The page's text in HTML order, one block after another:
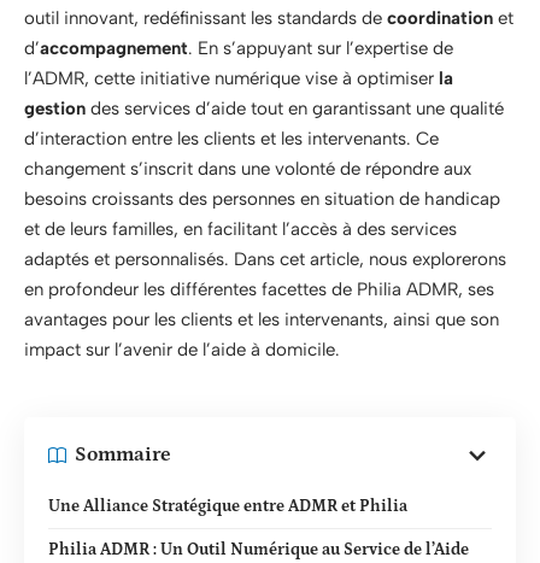
outil innovant, redéfinissant les standards de coordination et
d’accompagnement. En s’appuyant sur l’expertise de
l’ADMR, cette initiative numérique vise à optimiser la
gestion des services d’aide tout en garantissant une qualité
d’interaction entre les clients et les intervenants. Ce
changement s’inscrit dans une volonté de répondre aux
besoins croissants des personnes en situation de handicap
et de leurs familles, en facilitant l’accès à des services
adaptés et personnalisés. Dans cet article, nous explorerons
en profondeur les différentes facettes de Philia ADMR, ses
avantages pour les clients et les intervenants, ainsi que son
impact sur l’avenir de l’aide à domicile.
Sommaire
Une Alliance Stratégique entre ADMR et Philia
Philia ADMR : Un Outil Numérique au Service de l’Aide